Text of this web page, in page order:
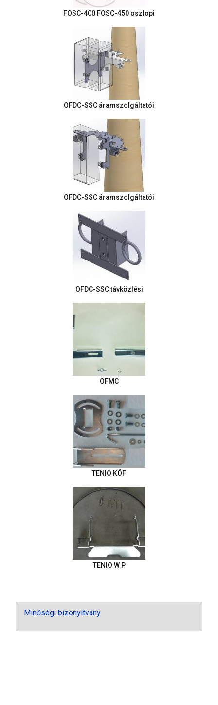
FOSC-400 FOSC-450 oszlopi
OFDC-SSC áramszolgáltatói
OFDC-SSC áramszolgáltatói
OFDC-SSC távközlési
OFMC
TENIO KÖF
TENIO W P
Minőségi bizonyítvány